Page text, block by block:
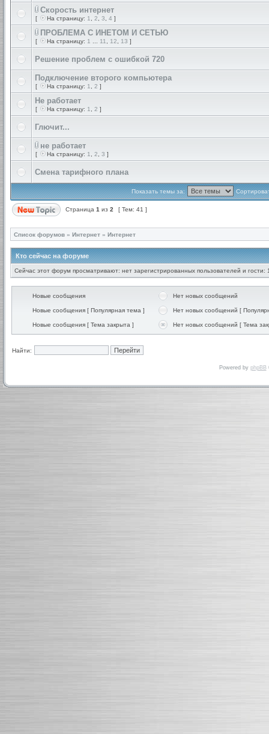
Скорость интернет
[ На страницу: 1 2 3 4 ]
ПРОБЛЕМА С ИНЕТОМ И СЕТЬЮ
[ На страницу: 1 11 12 13 ]
Решение проблем с ошибкой 720
Подключение второго компьютера
[ На страницу: 1 2 ]
Не работает
[ На страницу: 1 2 ]
Глючит...
не работает
[ На страницу: 1 2 3 ]
Смена тарифного плана
Показать темы за:
Страница 1 из 2 [ Тем: 41 ]
Список форумов » Интернет » Интернет
Кто сейчас на форуме
Сейчас этот форум просматривают: нет зарегистрированных пользователей и гости:
Новые сообщения Нет новых сообщений
Новые сообщения [ Популярная тема ] Нет новых сообщений [
Новые сообщения [ Тема закрыта ] Нет новых сообщений [ Тема
Найти:
Powered by phpBB